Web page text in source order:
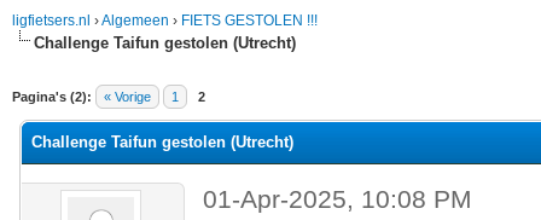
ligfietsers.nl ›Algemeen › FIETS GESTOLEN !!!
Challenge Taifun gestolen (Utrecht)
Pagina's (2): « Vorige 1 2
waardering is 0
Challenge Taifun gestolen (Utrecht)
01-Apr-2025, 10:08 PM